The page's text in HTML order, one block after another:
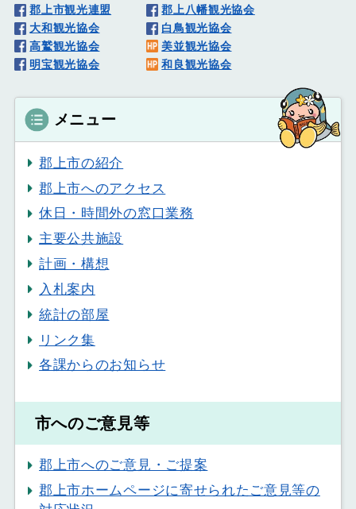
郡上市観光連盟
郡上八幡観光協会
大和観光協会
白鳥観光協会
高鷲観光協会
美並観光協会
明宝観光協会
和良観光協会
メニュー
郡上市の紹介
郡上市へのアクセス
休日・時間外の窓口業務
主要公共施設
計画・構想
入札案内
統計の部屋
リンク集
各課からのお知らせ
市へのご意見等
郡上市へのご意見・ご提案
郡上市ホームページに寄せられたご意見等の